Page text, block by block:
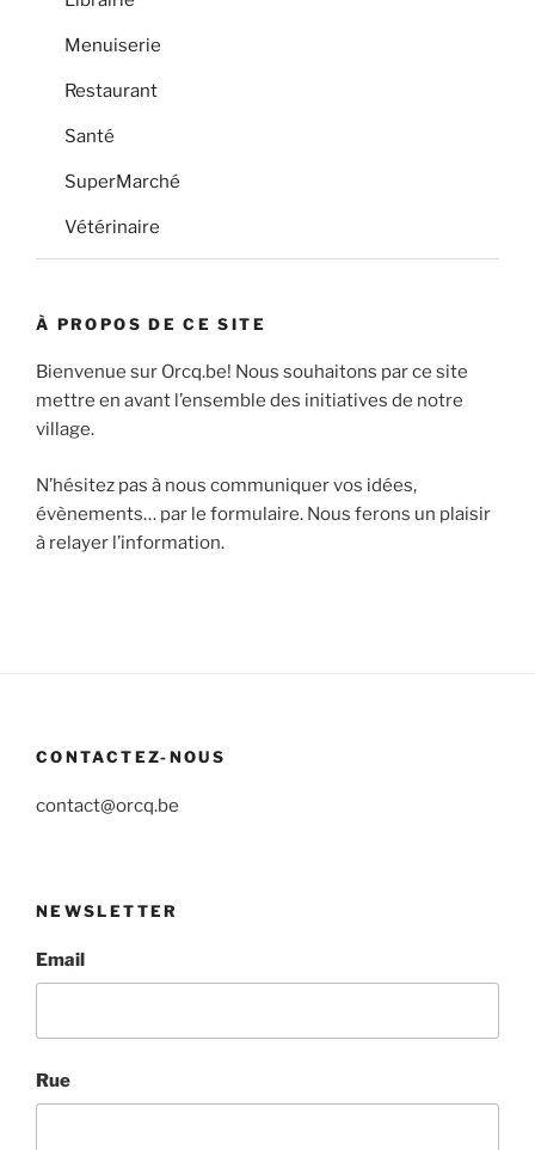
Menuiserie
Restaurant
Santé
SuperMarché
Vétérinaire
À PROPOS DE CE SITE
Bienvenue sur Orcq.be! Nous souhaitons par ce site
mettre en avant l’ensemble des initiatives de notre
village.
N’hésitez pas à nous communiquer vos idées,
évènements… par le formulaire. Nous ferons un plaisir
à relayer l’information.
CONTACTEZ-NOUS
contact@orcq.be
NEWSLETTER
Email
Rue